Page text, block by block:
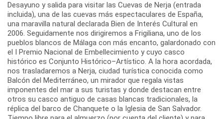
Desayuno y salida para visitar las Cuevas de Nerja (entrada
incluida), una de las cuevas más espectaculares de España,
una maravilla natural declarada Bien de Interés Cultural en
2006. Seguidamente nos dirigiremos a Frigiliana, uno de los
pueblos blancos de Málaga con más encanto, galardonado con
el I Premio Nacional de Embellecimiento y cuyo casco
histórico es Conjunto Histórico–Artístico. A la hora acordada,
nos trasladaremos a Nerja, ciudad turística conocida como
Balcón del Mediterráneo, un mirador que regala vistas
imponentes del mar a sus turistas y donde destacan entre
otros su casco antiguo de casas blancas tradicionales, la
réplica del barco de Chanquete o la Iglesia de San Salvador.